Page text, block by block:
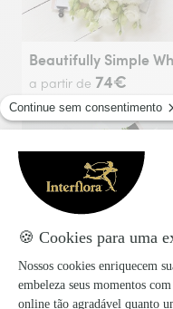
a partir de 74€